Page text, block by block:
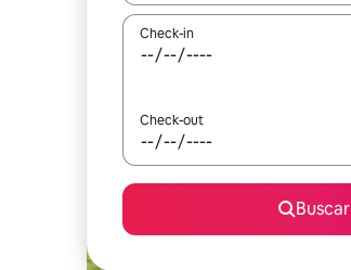
Check-in
Check-out
Buscar